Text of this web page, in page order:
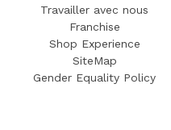
Travailler avec nous
Franchise
Shop Experience
SiteMap
Gender Equality Policy